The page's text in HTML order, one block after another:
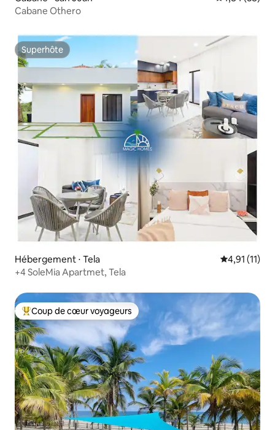
Cabane Othero
Superhôte
Superhôte
Hébergement ⋅ Tela Évaluation
4,91 (11)
+4 SoleMia Apartmet, Tela
Coups de cœur voyageurs les plus appréciés
Coup de cœur voyageurs